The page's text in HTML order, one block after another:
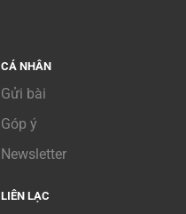
CÁ NHÂN
Gửi bài
Góp ý
Newsletter
LIÊN LẠC